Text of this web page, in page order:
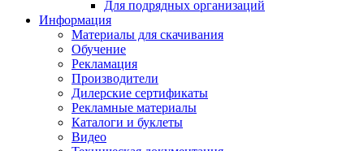
Для подрядных организаций
Информация
Материалы для скачивания
Обучение
Рекламация
Производители
Дилерские сертификаты
Рекламные материалы
Каталоги и буклеты
Видео